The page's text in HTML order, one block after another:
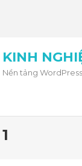
KINH
Nền tảng
1